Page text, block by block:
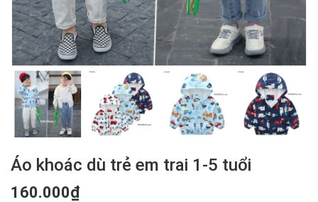
Áo khoác dù trẻ em trai 1-5 tuổi
160.000₫